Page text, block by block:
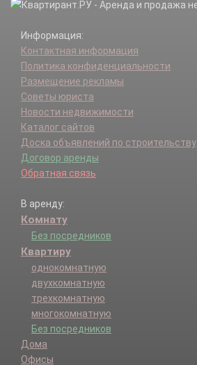
отделения N3 СКЗНИИСиВ п.
Плодородный п.
Победитель п.
Пригородный п.
Разъезд п.
Российский п.
Старокорсунская ст-ца.
Черников х.
Информация:
Контактная информация
Политика конфиденциальности
Размещение рекламы
Советы юриста
Новости недвижимости
Каталог сайтов
Доска объявлений по строительству
Договор аренды
Обратная связь
В аренду:
Комнату
Без посредников
Квартиру
однокомнатную
двухкомнатную
трехкомнатную
многокомнатную
Без посредников
Дома
Офисы